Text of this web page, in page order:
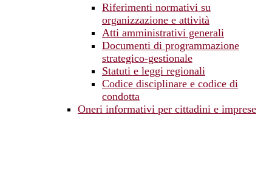
Riferimenti normativi su
organizzazione e attività
Atti amministrativi generali
Documenti di programmazione
strategico-gestionale
Statuti e leggi regionali
Codice disciplinare e codice di
condotta
Oneri informativi per cittadini e imprese